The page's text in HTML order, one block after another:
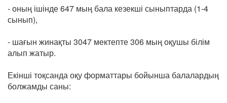
- оның ішінде 647 мың бала кезекші сыныптарда (1-4
сынып),
- шағын жинақты 3047 мектепте 306 мың оқушы білім
алып жатыр.
Екінші тоқсанда оқу форматтары бойынша балалардың
болжамды саны: